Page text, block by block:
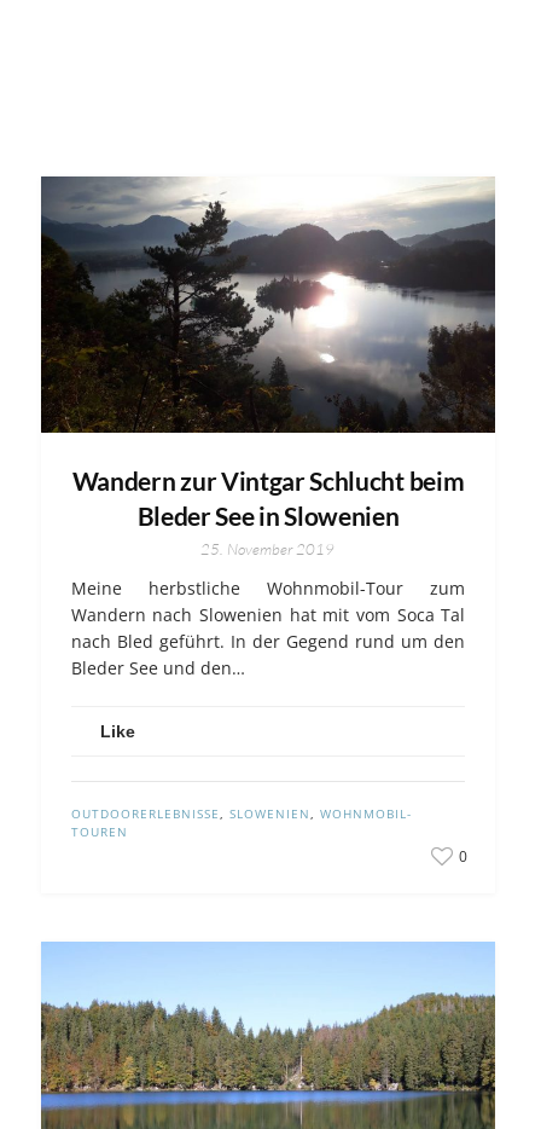
Wandern zur Vintgar Schlucht beim
Bleder See in Slowenien
25. November 2019
Meine herbstliche Wohnmobil-Tour zum
Wandern nach Slowenien hat mit vom Soca Tal
nach Bled geführt. In der Gegend rund um den
Bleder See und den…
Like
OUTDOORERLEBNISSE SLOWENIEN
WOHNMOBIL-
TOUREN
0